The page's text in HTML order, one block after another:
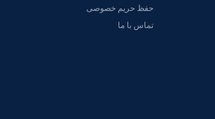
حفظ حریم خصوصی
تماس با ما